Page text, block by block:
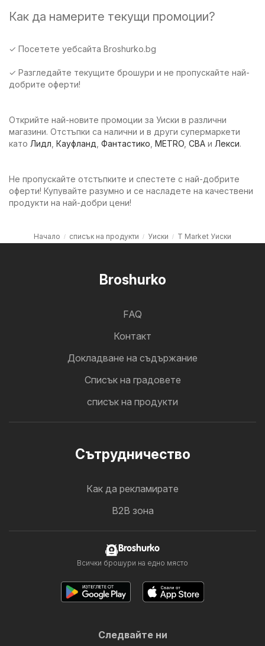
Как да намерите текущи промоции?
✓ Посетете уебсайта Broshurko.bg
✓ Разгледайте текущите брошури и не пропускайте най-
добрите оферти!
Открийте най-новите промоции за Уиски в различни
магазини. Отстъпки са налични и в други супермаркети
като Лидл Кауфланд Фантастико METRO CBA и Лекси.
Не пропускайте отстъпките и спестете с най-добрите
оферти! Купувайте разумно и се насладете на качествени
продукти на най-добри цени!
Начало списък на продукти Уиски T Market Уиски
Broshurko
FAQ
Контакт
Докладване на съдържание
Cписък на градовете
списък на продукти
Cътрудничество
Как да рекламирате
B2B зона
Broshurko
Всички брошури на едно място
Следвайте ни